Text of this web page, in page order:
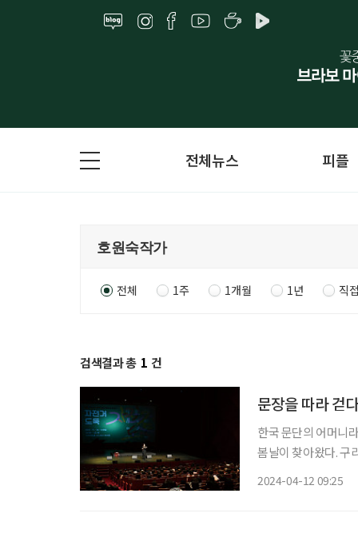
전체뉴스 피플
전체 1주 1개월 1년 직
검색결과 총 1 건
문장을 따라 걷
한국 문단의 어머니
봄날이 찾아왔다. 구
2024-04-12 09:25